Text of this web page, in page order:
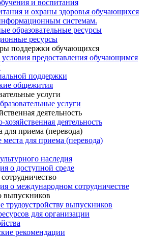
и воспитания
и охраны здоровья обучающихся
системам.
образовательные ресурсы
ресурсы
поддержки обучающихся
предоставления обучающимся
поддержки
общежития
услуги
услуги
деятельность
деятельность
для приема (перевода)
для приема (перевода)
наследия
о доступной среде
о международном сотрудничестве
выпускников
трудоустройству выпускников
для организации
рекомендации